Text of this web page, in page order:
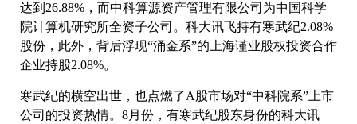
达到26.88%，而中科算源资产管理有限公司为中国科学
院计算机研究所全资子公司。科大讯飞持有寒武纪2.08%
股份，此外，背后浮现“涌金系”的上海谨业股权投资合作
企业持股2.08%。
寒武纪的横空出世，也点燃了A股市场对“中科院系”上市
公司的投资热情。8月份，有寒武纪股东身份的科大讯